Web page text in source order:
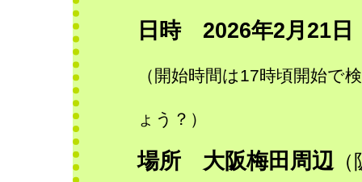
日時 2026年2月21日
（開始時間は17時頃開始で
ょう？）
場所 大阪梅田周辺